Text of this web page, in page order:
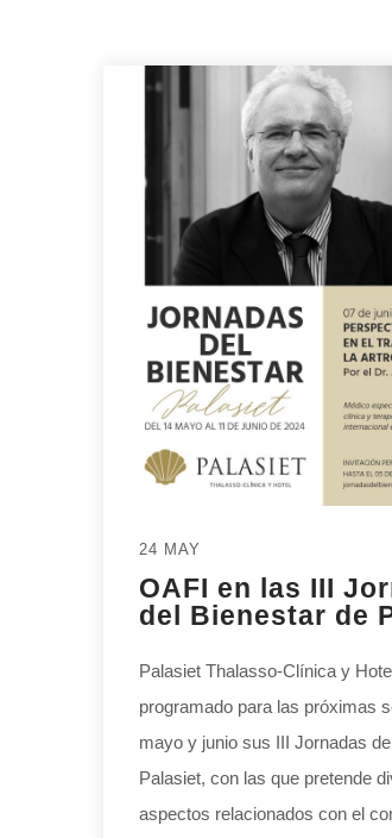
24 MAY
OAFI en las III
del Bienestar de
Palasiet Thalasso-Clínica y
programado para las próximas
mayo y junio sus III Jornadas
Palasiet, con las que pretende
aspectos relacionados con el